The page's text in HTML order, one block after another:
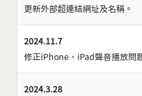
更新外部超連結網址及名稱。
2024.11.7
修正iPhone、iPad聲音播放問
2024.3.28